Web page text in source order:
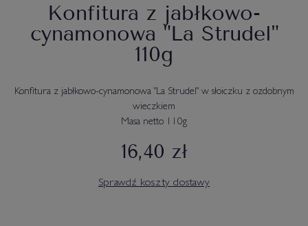
Konfitura z jabłkowo-
cynamonowa "La Strudel"
110g
Konfitura z jabłkowo-cynamonowa "La Strudel" w słoiczku z ozdobnym
wieczkiem
Masa netto 110g
16,40 zł
Sprawdź koszty dostawy